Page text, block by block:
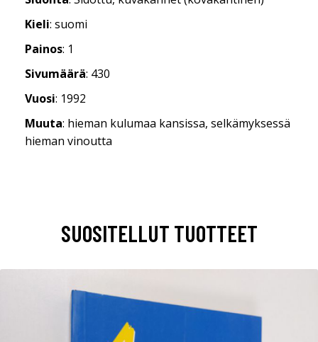
Kieli: suomi
Painos: 1
Sivumäärä: 430
Vuosi: 1992
Muuta: hieman kulumaa kansissa, selkämyksessä
hieman vinoutta
SUOSITELLUT TUOTTEET